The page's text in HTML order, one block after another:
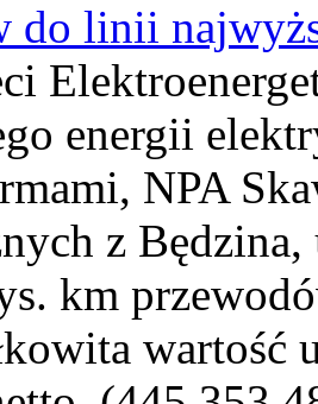
do linii
energii
NPA
z
km